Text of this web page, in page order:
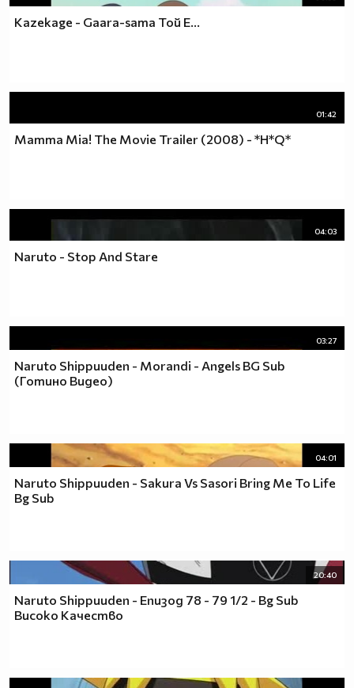
Kazekage - Gaara-sama Той Е...
01:42
Mamma Mia! The Movie Trailer (2008) - *H*Q*
04:03
Naruto - Stop And Stare
03:27
Naruto Shippuuden - Morandi - Angels BG Sub
(Готино Видео)
04:01
Naruto Shippuuden - Sakura Vs Sasori Bring Me To Life
Bg Sub
20:40
Naruto Shippuuden - Епизод 78 - 79 1/2 - Bg Sub
Високо Качество